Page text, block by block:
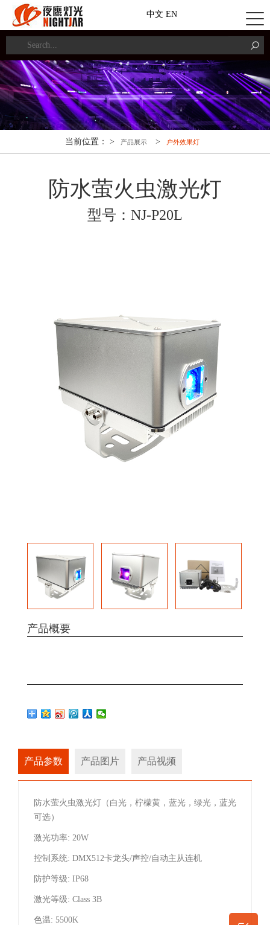
中文 EN
当前位置： > 产品展示 > 户外效果灯
防水萤火虫激光灯
型号：NJ-P20L
产品概要
产品参数 产品图片 产品视频
防水萤火虫激光灯（白光，柠檬黄，蓝光，绿光，蓝光
可选）
激光功率: 20W
控制系统: DMX512卡龙头/声控/自动主从连机
防护等级: IP68
激光等级: Class 3B
色温: 5500K